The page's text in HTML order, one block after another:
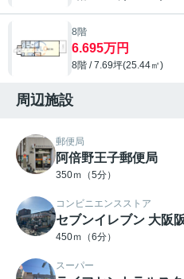
8階
6.695万円
8階 / 7.69坪(25.44㎡)
周辺施設
郵便局
阿倍野王子郵便局
350ｍ（5分）
コンビニエンスストア
セブンイレブン 大阪
450ｍ（6分）
スーパー